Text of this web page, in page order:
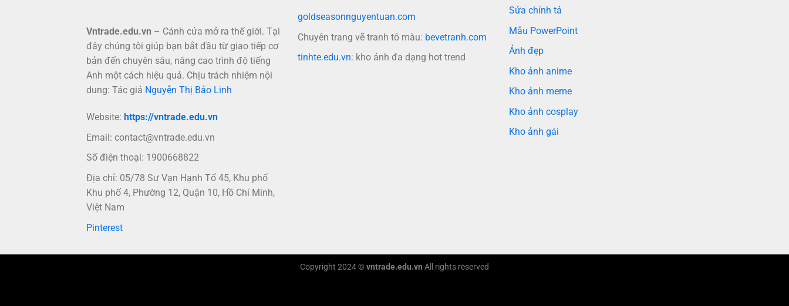
Vntrade.edu.vn – Cánh cửa mở ra thế giới. Tại
đây chúng tôi giúp bạn bắt đầu từ giao tiếp cơ
bản đến chuyên sâu, nâng cao trình độ tiếng
Anh một cách hiệu quả. Chịu trách nhiệm nội
dung: Tác giả Nguyễn Thị Bảo Linh
Website: https://vntrade.edu.vn
Email: contact@vntrade.edu.vn
Số điện thoại: 1900668822
Địa chỉ: 05/78 Sư Vạn Hạnh Tổ 45, Khu phố
Khu phố 4, Phường 12, Quận 10, Hồ Chí Minh,
Việt Nam
Pinterest
goldseasonnguyentuan.com
Chuyên trang vẽ tranh tô màu: bevetranh.com
tinhte.edu.vn: kho ảnh đa dạng hot trend
Sửa chính tả
Mẫu PowerPoint
Ảnh đẹp
Kho ảnh anime
Kho ảnh meme
Kho ảnh cosplay
Kho ảnh gái
Copyright 2024 ©vntrade.edu.vn All rights reserved